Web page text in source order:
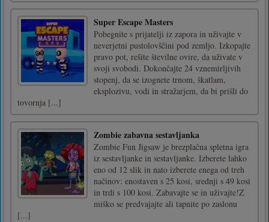
Super Escape Masters
Pobegnite s prijatelji iz zapora in uživajte v
neverjetni pustolovščini pod zemljo. Izkopajte
pravo pot, rešite številne ovire, da uživate v
svoji svobodi. Dokončajte 24 vznemirljivih
stopenj, da se izognete trnom, škatlam,
eksplozivu, vodi in stražarjem, da bi prišli do
tovornja [...]
Zombie zabavna sestavljanka
Zombie Fun Jigsaw je brezplačna spletna igra
iz sestavljanke in sestavljanke. Izberete lahko
eno od 12 slik in nato izberete enega od treh
načinov: enostaven s 25 kosi, srednji s 49 kosi
in trdi s 100 kosi. Zabavajte se in uživajte!Z
miško se predvajajte ali tapnite po zaslonu
[...]